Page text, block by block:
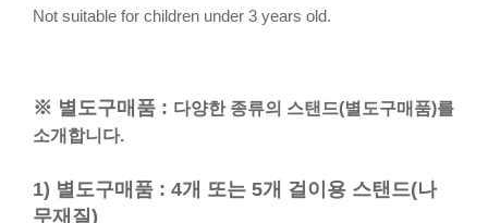
Not suitable for children under 3 years old.
※ 별도구매품 : 다양한 종류의 스탠드(별도구매품)를
소개합니다.
1) 별도구매품 : 4개 또는 5개 걸이용 스탠드(나
무재질)